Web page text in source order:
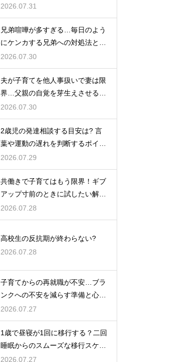
の調整法
2026.07.31
兄弟喧嘩が多すぎる…毎日のよう
にケンカする兄弟への対処法と仲
直りさせるコツ
2026.07.30
夫が子育てを他人事扱いで妻は限
界…父親の自覚を芽生えさせるカ
ギは夫婦の会話にあり
2026.07.30
2歳児の発達相談する目安は? 言
葉や運動の遅れを判断するポイン
トを紹介
2026.07.29
共働きで子育てはもう限界！ギブ
アップ寸前のときに試したい解決
策
2026.07.28
高校生の反抗期が終わらない?
2026.07.28
子育てからの再就職が不安…ブラ
ンクへの不安を減らす準備と心構
えを解説
2026.07.27
1歳で昼寝が1回に移行する？二回
睡眠からのスムーズな移行スケジ
ュール
2026.07.27